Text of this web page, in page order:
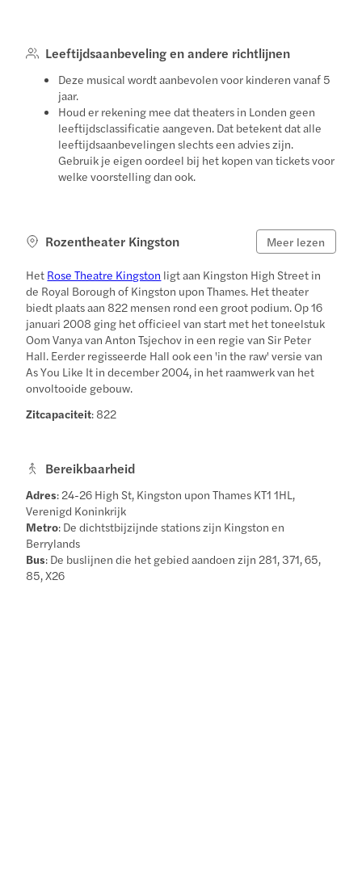
Leeftijdsaanbeveling en andere richtlijnen
Deze musical wordt aanbevolen voor kinderen vanaf 5
jaar.
Houd er rekening mee dat theaters in Londen geen
leeftijdsclassificatie aangeven. Dat betekent dat alle
leeftijdsaanbevelingen slechts een advies zijn.
Gebruik je eigen oordeel bij het kopen van tickets voor
welke voorstelling dan ook.
Rozentheater Kingston Meer lezen
Het Rose Theatre Kingston ligt aan Kingston High Street in
de Royal Borough of Kingston upon Thames. Het theater
biedt plaats aan 822 mensen rond een groot podium. Op 16
januari 2008 ging het officieel van start met het toneelstuk
Oom Vanya van Anton Tsjechov in een regie van Sir Peter
Hall. Eerder regisseerde Hall ook een 'in the raw' versie van
As You Like It in december 2004, in het raamwerk van het
onvoltooide gebouw.
Zitcapaciteit: 822
Bereikbaarheid
Adres: 24-26 High St, Kingston upon Thames KT1 1HL,
Verenigd Koninkrijk
Metro: De dichtstbijzijnde stations zijn Kingston en
Berrylands
Bus: De buslijnen die het gebied aandoen zijn 281, 371, 65,
85, X26